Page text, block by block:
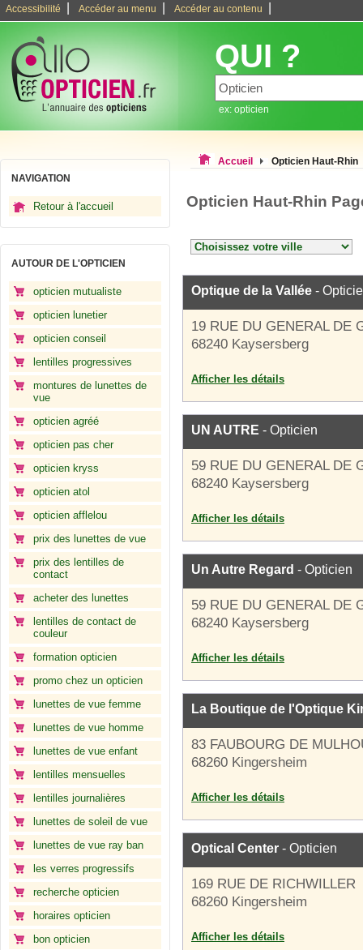
Accessibilité Accéder au menu Accéder au contenu
QUI ?
ex: opticien
NAVIGATION
Retour à l'accueil
AUTOUR DE L'OPTICIEN
opticien mutualiste
opticien lunetier
opticien conseil
lentilles progressives
montures de lunettes de
vue
opticien agréé
opticien pas cher
opticien kryss
opticien atol
opticien afflelou
prix des lunettes de vue
prix des lentilles de
contact
acheter des lunettes
lentilles de contact de
couleur
formation opticien
promo chez un opticien
lunettes de vue femme
lunettes de vue homme
lunettes de vue enfant
lentilles mensuelles
lentilles journalières
lunettes de soleil de vue
lunettes de vue ray ban
les verres progressifs
recherche opticien
horaires opticien
bon opticien
Accueil Opticien Haut-Rhin
Opticien Haut-Rhin
Optique de la Vallée -
19 RUE DU GENERAL DE
68240 Kaysersberg
Afficher les détails
UN AUTRE - Opticien
59 RUE DU GENERAL DE
68240 Kaysersberg
Afficher les détails
Un Autre Regard - Opticien
59 RUE DU GENERAL DE
68240 Kaysersberg
Afficher les détails
La Boutique de l'Optique
83 FAUBOURG DE
68260 Kingersheim
Afficher les détails
Optical Center - Opticien
169 RUE DE RICHWILLER
68260 Kingersheim
Afficher les détails